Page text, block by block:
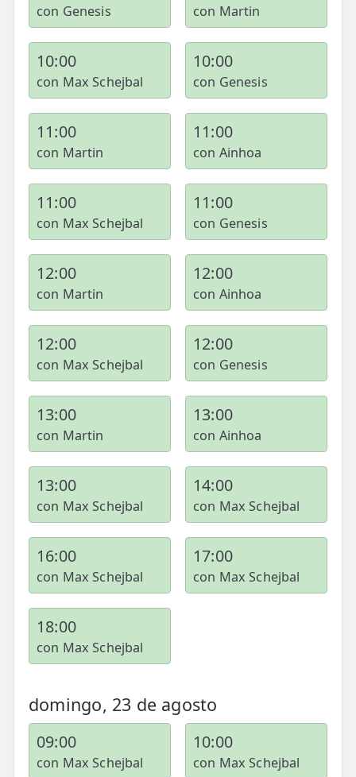
con Genesis con Martin
10:00
con Max Schejbal
10:00
con Genesis
11:00
con Martin
11:00
con Ainhoa
11:00
con Max Schejbal
11:00
con Genesis
12:00
con Martin
12:00
con Ainhoa
12:00
con Max Schejbal
12:00
con Genesis
13:00
con Martin
13:00
con Ainhoa
13:00
con Max Schejbal
14:00
con Max Schejbal
16:00
con Max Schejbal
17:00
con Max Schejbal
18:00
con Max Schejbal
domingo, 23 de agosto
09:00
con Max Schejbal
10:00
con Max Schejbal